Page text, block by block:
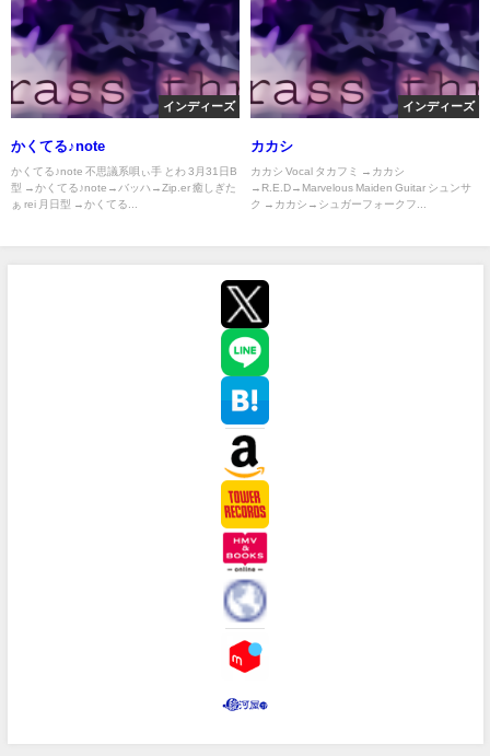
インディーズ
かくてる♪note
かくてる♪note 不思議系唄ぃ手 とわ 3月31日B
型 →かくてる♪note→バッハ→Zip.er 癒しぎた
ぁ rei 月日型 →かくてる...
インディーズ
カカシ
カカシ Vocal タカフミ →カカシ
→R.E.D→Marvelous Maiden Guitar シュンサ
ク →カカシ→シュガーフォークフ...